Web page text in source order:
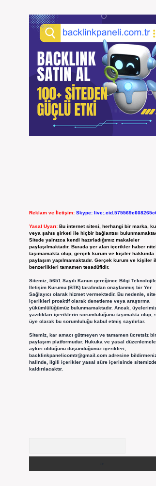
Reklam ve İletişim: Skype:
Yasal Uyarı: Bu internet sitesi, herhangi bir marka,
veya şahıs şirketi ile hiçbir bağlantısı
Sitede yalnızca kendi hazırladığımız makaleler
paylaşılmaktadır. Burada yer alan içerikler haber
taşımamakta olup, gerçek kurum ve kişiler hakkında
paylaşım yapılmamaktadır. Gerçek kurum ve kişiler
benzerlikleri tamamen tesadüfidir.
Sitemiz, 5651 Sayılı Kanun gereğince Bilgi
İletişim Kurumu (BTK) tarafından onaylanmış bir Yer
Sağlayıcı olarak hizmet vermektedir. Bu nedenle,
içerikleri proaktif olarak denetleme veya araştırma
yükümlülüğümüz bulunmamaktadır. Ancak,
yazdıkları içeriklerin sorumluluğunu taşımakta olup,
üye olarak bu sorumluluğu kabul etmiş sayılırlar.
Sitemiz, kar amacı gütmeyen ve tamamen ücretsiz
paylaşım platformudur. Hukuka ve yasal
aykırı olduğunu düşündüğünüz içerikleri,
backlinkpanelicomtr@gmail.comadresine
halinde, ilgili içerikler yasal süre içerisinde
kaldırılacaktır.